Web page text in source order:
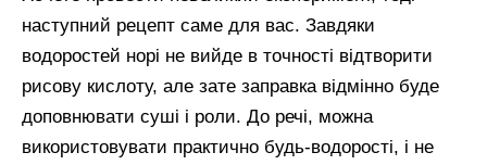
наступний рецепт саме для вас. Завдяки
водоростей норі не вийде в точності відтворити
рисову кислоту, але зате заправка відмінно буде
доповнювати суші і роли. До речі, можна
використовувати практично будь-водорості, і не